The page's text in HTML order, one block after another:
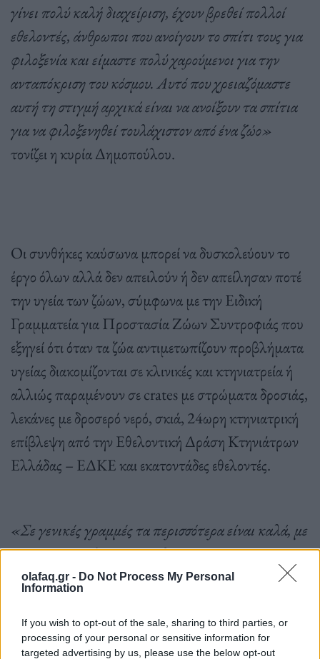
olafaq.gr - Do Not Process My Personal
Information
If you wish to opt-out of the sale, sharing to third parties, or
processing of your personal or sensitive information for
targeted advertising by us, please use the below opt-out
γίνει πολύ καλή διαχείριση, έχουν βρεθεί πολλοί
εθελοντές, άνθρωποι που ανοίγουν το σπίτι τους για
φιλοξενία και είμαστε πολύ χαρούμενοι για την
ανταπόκριση του κόσμου. Αυτό που χρειαζόμαστε
αυτή τη στιγμή αρχικά είναι να ανοίξουν τα σπίτια
για να φιλοξενηθεί τουλάχιστον από ένα ζώο»
τονίζει η κυρία Δημοπούλου.
Οι συνθήκες καύσωνα μπορεί να δυσκολεύουν το
έργο όλων αλλά δεν απειλούν ή δεν απείλησαν ποτέ
την υγεία των ζώων, σύμφωνα με την Ειδική
Γραμματεία για Προστασία Ζώων Συντροφιάς που
εξηγεί ότι όταν τα ζώα αντιμετωπίζουν προβλήματα
υγείας διακομίζονται σε κλινικές και κτηνιατρεία ή
αλλιώς παραμένουν σε crates με στρώματα δροσιάς,
λεκάνες με δροσερό νερό, σκιά, 24ωρη κτηνιατρική
επίβλεψη από την Εθελοντική Δράση Κτηνιάτρων
Ελλάδας – ΕΔΚΕ και εκατοντάδες εθελοντές.
«Σε γενικές γραμμές τα περισσότερα είναι καλά, με
την έννοια ότι δεν είχαν σοβαρά εγκαύματα.
Υπήρχαν ζώα που χρειάζονταν κτηνιατρική
προβλήματα που προϋπήρχαν και δεν είχαν να
κάνουν με τις πυρκαγιές. Τα παραγωγικά ζώα και